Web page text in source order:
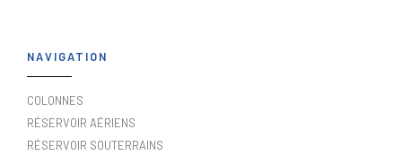
NAVIGATION
COLONNES
RÉSERVOIR AÉRIENS
RÉSERVOIR SOUTERRAINS